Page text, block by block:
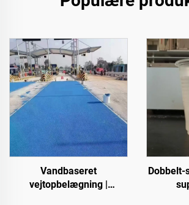
Vandbaseret
vejtopbelægning |
Dobbelt-